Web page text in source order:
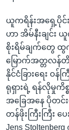
ယူကရိန်းအရှေ့ပိုင်
ဟာ အိမ်နီးချင်း
စိုးရိမ်ချက်တွေ
မြောက်အတ္တလန်
နိုင်ငံခြားရေး
ရုရှားရဲ့ ရန်လိုမှုကိ
အခြေအနေ ပိုတ
တန်ဖိုးကြီးကြီး ပ
Jens